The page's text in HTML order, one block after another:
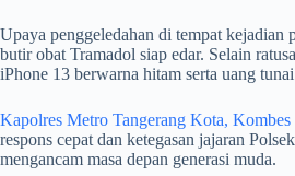
​Upaya penggeledahan di tempat
butir obat Tramadol siap edar. Selain
iPhone 13 berwarna hitam serta uang
Kapolres Metro Tangerang Kota,
respons cepat dan ketegasan jajaran
mengancam masa depan generasi muda.